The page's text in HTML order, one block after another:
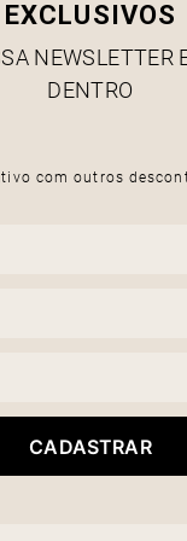
EXCLUSIVOS
NEWSLETTER
DENTRO
com outros
CADASTRAR